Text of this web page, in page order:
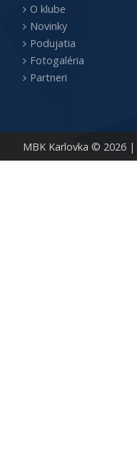
MBK Karlovka © 2026 |
O klube
Novinky
Podujatia
Fotogaléria
Partneri